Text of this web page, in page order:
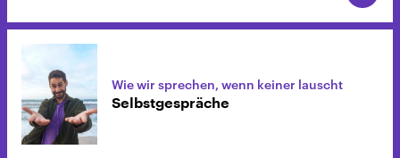
Wie wir sprechen, wenn keiner lauscht
Selbstgespräche